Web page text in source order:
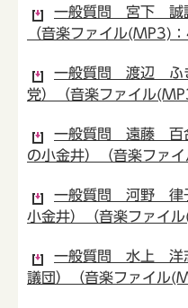
一般質問 宮下 誠議
（音楽ファイル(MP3)
一般質問 渡辺 ふ
党）（音楽ファイル
一般質問 遠藤 百
の小金井）（音楽ファ
一般質問 河野 律
小金井）（音楽ファイ
一般質問 水上 洋
議団）（音楽ファイル